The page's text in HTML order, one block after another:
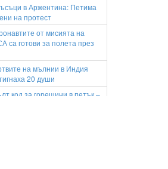
в Аржентина: Петима
на протест
от мисията на
са готови за полета през
на мълнии в Индия
20 души
код за горещини в петък –